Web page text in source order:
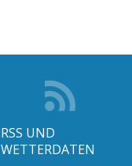
RSS UND
WETTERDATEN